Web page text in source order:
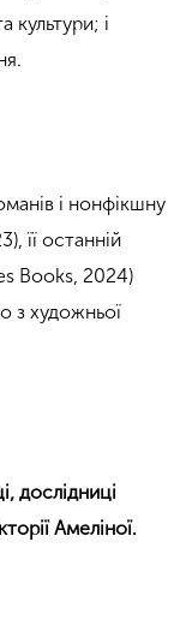
культури; і
і нонфікшну
її останній
Books, 2024)
з художньої
дослідниці
Амеліної.